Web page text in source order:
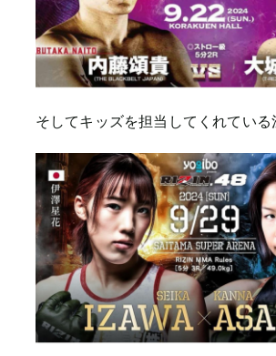
そしてキッズを担当してくれている